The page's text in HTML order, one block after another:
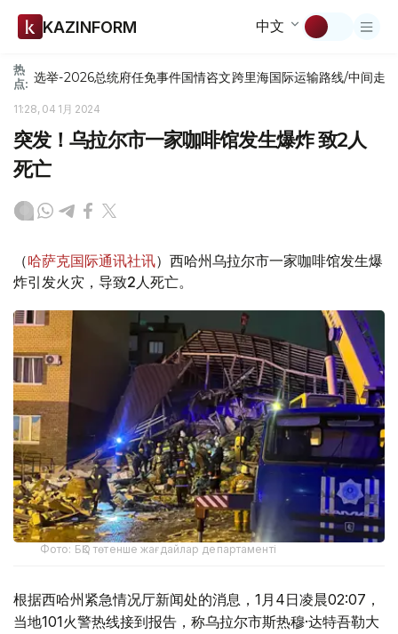
KAZINFORM 中文
热
点: 选举-2026总统府任免事件国情咨文跨里海国际运输路线/中间走廊
11:28, 04 1月 2024
突发！乌拉尔市一家咖啡馆发生爆炸 致2人
死亡
（哈萨克国际通讯社讯）西哈州乌拉尔市一家咖啡馆发生爆
炸引发火灾，导致2人死亡。
Фото: БҚО төтенше жағдайлар департаменті
根据西哈州紧急情况厅新闻处的消息，1月4日凌晨02:07，
当地101火警热线接到报告，称乌拉尔市斯热穆·达特吾勒大